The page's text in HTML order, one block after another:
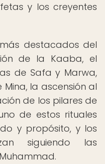
y los creyentes
destacados del
de la Kaaba, el
de Safa y Marwa,
la ascensión al
de los pilares de
de estos rituales
y propósito, y los
siguiendo las